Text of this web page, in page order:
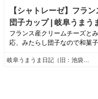
【シャトレーゼ】フラ
団子カップ | 岐阜うまう
記。）
フランス産クリームチーズと
応、みたらし団子なので和菓
岐阜うまうま日記（旧：池袋うまうま日記。）